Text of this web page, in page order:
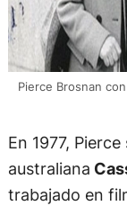
Pierce Brosnan
En 1977,
australiana
trabajado en